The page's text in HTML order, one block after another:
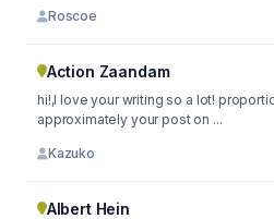
Roscoe
Action Zaandam
hi!,I love your writing so a lot!
approximately your post on ...
Kazuko
Albert Hein